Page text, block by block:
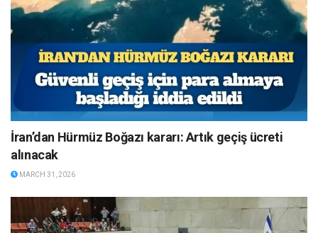
İran’dan Hürmüz Boğazı kararı: Artık geçiş ücreti
alınacak
MARCH 31, 2026